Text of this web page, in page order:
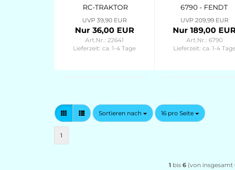
RC-TRAKTOR
MIT XL-
ZUBEHÖRPAKET
1:24 RTR GRÜN
UVP 39,90 EUR
Nur 36,00 EUR
Art.Nr.: 22641
Lieferzeit:ca. 1-4 Tage
6790 - FENDT
1167 VARIO MT
MIT
BLUETOOTH
APP-
UVP 209,99 EUR
Nur 189,00
Art.Nr.: 6790
Lieferzeit: ca. 1-4
Sortieren nach
Sortieren nach 16 pro Seite
pro Seite
1
1 bis6 (von insgesamt